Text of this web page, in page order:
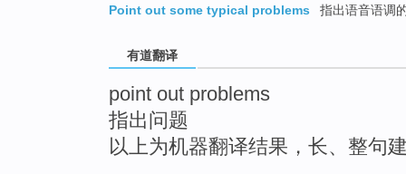
Point out some typical problems
指出语音语调
有道翻译
point out problems
指出问题
以上为机器翻译结果，长、整句